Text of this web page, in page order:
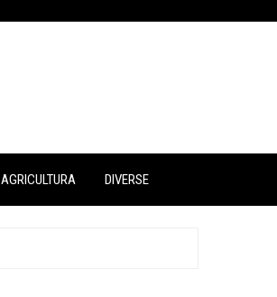
AGRICULTURA DIVERSE